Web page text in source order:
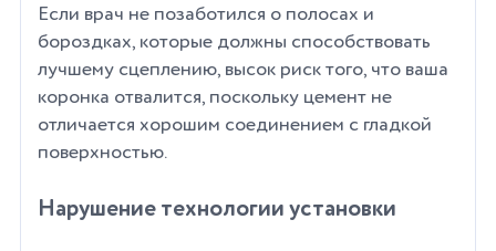
Если врач не позаботился о полосах и
бороздках, которые должны способствовать
лучшему сцеплению, высок риск того, что ваша
коронка отвалится, поскольку цемент не
отличается хорошим соединением с гладкой
поверхностью.
Нарушение технологии установки